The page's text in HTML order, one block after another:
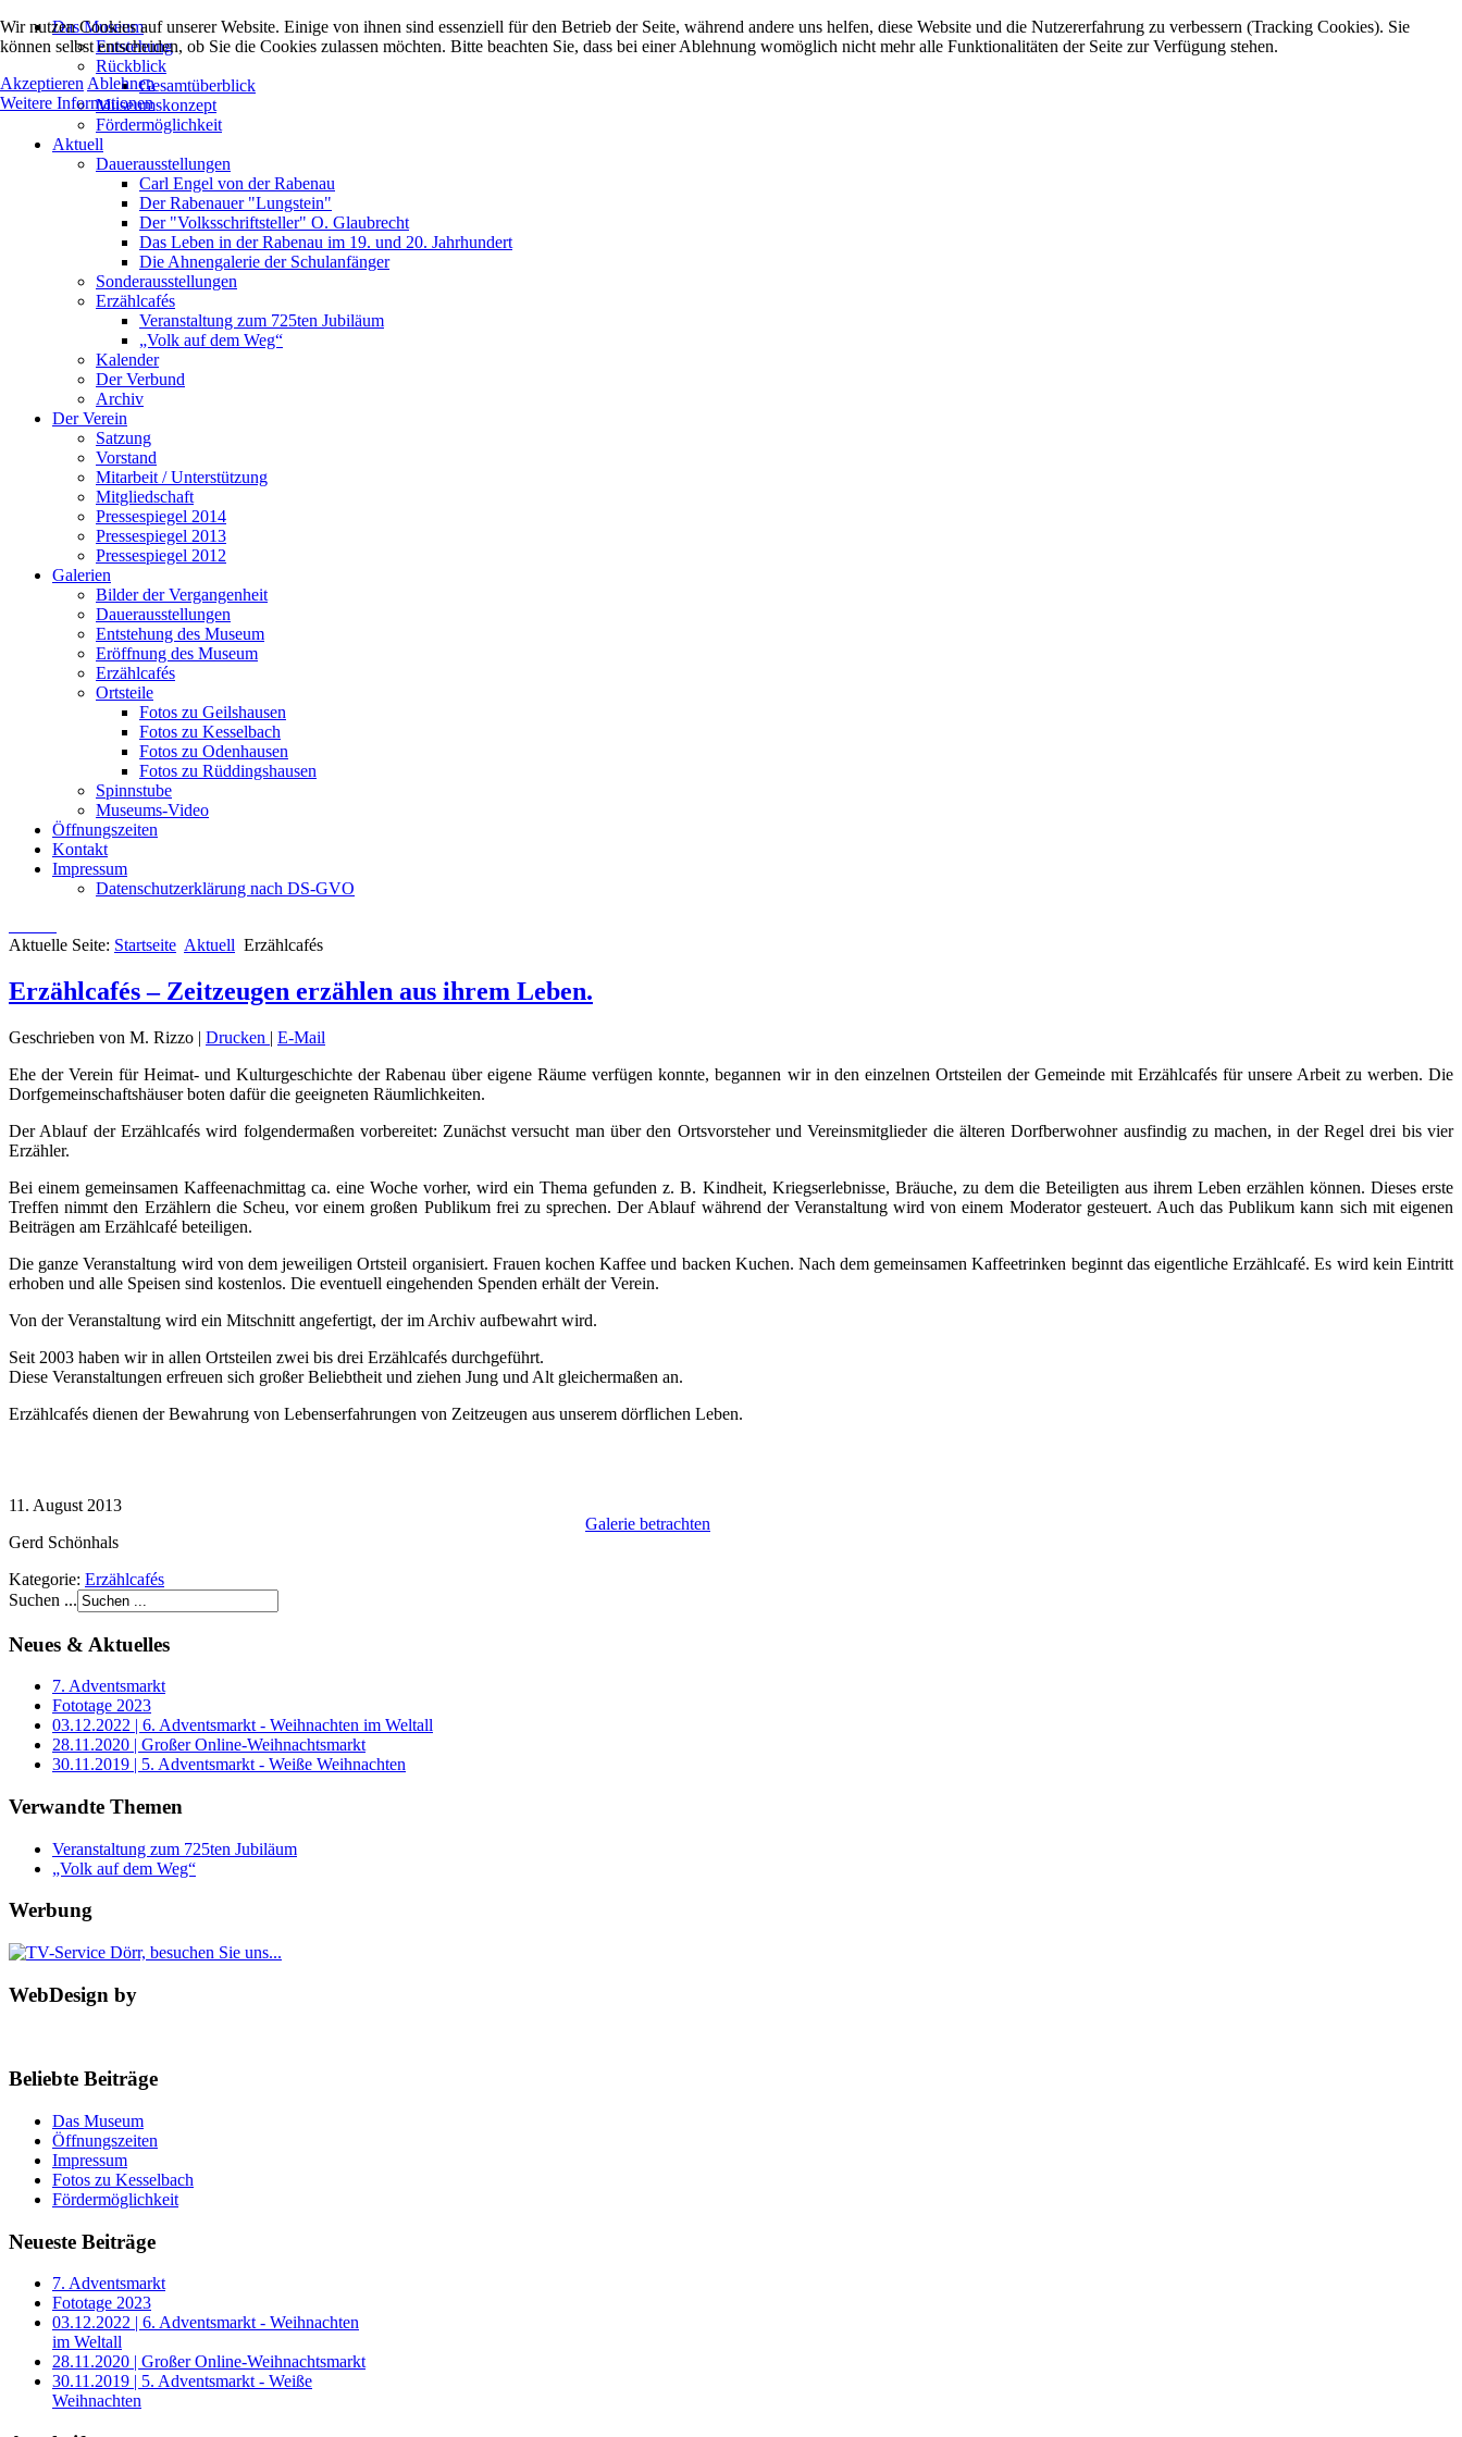
Das Museum
Entstehung
Rückblick
Gesamtüberblick
Museumskonzept
Fördermöglichkeit
Aktuell
Dauerausstellungen
Carl Engel von der Rabenau
Der Rabenauer "Lungstein"
Der "Volksschriftsteller" O. Glaubrecht
Das Leben in der Rabenau im 19. und 20. Jahrhundert
Die Ahnengalerie der Schulanfänger
Sonderausstellungen
Erzählcafés
Veranstaltung zum 725ten Jubiläum
„Volk auf dem Weg“
Kalender
Der Verbund
Archiv
Der Verein
Satzung
Vorstand
Mitarbeit / Unterstützung
Mitgliedschaft
Pressespiegel 2014
Pressespiegel 2013
Pressespiegel 2012
Galerien
Bilder der Vergangenheit
Dauerausstellungen
Entstehung des Museum
Eröffnung des Museum
Erzählcafés
Ortsteile
Fotos zu Geilshausen
Fotos zu Kesselbach
Fotos zu Odenhausen
Fotos zu Rüddingshausen
Spinnstube
Museums-Video
Öffnungszeiten
Kontakt
Impressum
Datenschutzerklärung nach DS-GVO
Aktuelle Seite: Startseite Aktuell Erzählcafés
Erzählcafés – Zeitzeugen erzählen aus ihrem Leben.
Geschrieben von M. Rizzo | Drucken | E-Mail
Ehe der Verein für Heimat- und Kulturgeschichte der Rabenau über eigene Räume verfügen konnte, begannen wir in den einzelnen Ortsteilen der Gemeinde mit Erzählcafés für unsere Arbeit zu werben. Die
Dorfgemeinschaftshäuser boten dafür die geeigneten Räumlichkeiten.
Der Ablauf der Erzählcafés wird folgendermaßen vorbereitet: Zunächst versucht man über den Ortsvorsteher und Vereinsmitglieder die älteren Dorfberwohner ausfindig zu machen, in der Regel drei bis vier
Erzähler.
Bei einem gemeinsamen Kaffeenachmittag ca. eine Woche vorher, wird ein Thema gefunden z. B. Kindheit, Kriegserlebnisse, Bräuche, zu dem die Beteiligten aus ihrem Leben erzählen können. Dieses erste
Treffen nimmt den Erzählern die Scheu, vor einem großen Publikum frei zu sprechen. Der Ablauf während der Veranstaltung wird von einem Moderator gesteuert. Auch das Publikum kann sich mit eigenen
Beiträgen am Erzählcafé beteiligen.
Die ganze Veranstaltung wird von dem jeweiligen Ortsteil organisiert. Frauen kochen Kaffee und backen Kuchen. Nach dem gemeinsamen Kaffeetrinken beginnt das eigentliche Erzählcafé. Es wird kein Eintritt
erhoben und alle Speisen sind kostenlos. Die eventuell eingehenden Spenden erhält der Verein.
Von der Veranstaltung wird ein Mitschnitt angefertigt, der im Archiv aufbewahrt wird.
Seit 2003 haben wir in allen Ortsteilen zwei bis drei Erzählcafés durchgeführt.
Diese Veranstaltungen erfreuen sich großer Beliebtheit und ziehen Jung und Alt gleichermaßen an.
Erzählcafés dienen der Bewahrung von Lebenserfahrungen von Zeitzeugen aus unserem dörflichen Leben.
11. August 2013
Gerd Schönhals
Galerie betrachten
Kategorie: Erzählcafés
Suchen ...
Neues & Aktuelles
7. Adventsmarkt
Fototage 2023
03.12.2022 | 6. Adventsmarkt - Weihnachten im Weltall
28.11.2020 | Großer Online-Weihnachtsmarkt
30.11.2019 | 5. Adventsmarkt - Weiße Weihnachten
Verwandte Themen
Veranstaltung zum 725ten Jubiläum
„Volk auf dem Weg“
Werbung
WebDesign by
Beliebte Beiträge
Das Museum
Öffnungszeiten
Impressum
Fotos zu Kesselbach
Fördermöglichkeit
Neueste Beiträge
7. Adventsmarkt
Fototage 2023
03.12.2022 | 6. Adventsmarkt - Weihnachten
im Weltall
28.11.2020 | Großer Online-Weihnachtsmarkt
30.11.2019 | 5. Adventsmarkt - Weiße
Weihnachten
Wir nutzen Cookies auf unserer Website. Einige von ihnen sind essenziell für den Betrieb der Seite, während andere uns helfen, diese Website und die Nutzererfahrung zu verbessern (Tracking Cookies). Sie
können selbst entscheiden, ob Sie die Cookies zulassen möchten. Bitte beachten Sie, dass bei einer Ablehnung womöglich nicht mehr alle Funktionalitäten der Seite zur Verfügung stehen.
Akzeptieren Ablehnen
Weitere Informationen